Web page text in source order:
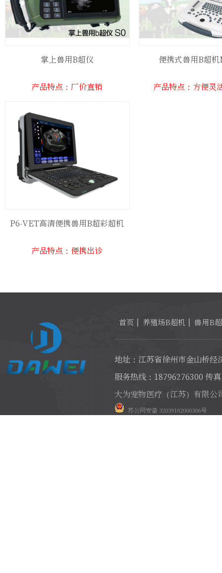
掌上兽用B超仪
产品特点：厂价直销
便携式兽用B超
产品特点：方便灵
P6-VET高清便携兽用B超彩超机
产品特点：便携出诊
首页 养殖场B超机 兽用B
地址：江苏省徐州市金山桥经
服务热线：18796276300 传
大为宠物医疗（江苏）有限公
苏公网安备 32039102000306号